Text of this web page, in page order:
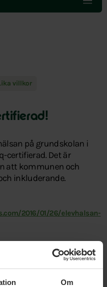
Om
villkor
på grundskolan i
certifierad. Det är
att kommunen och
inkluderande.
2016/01/26/elevhalsan-